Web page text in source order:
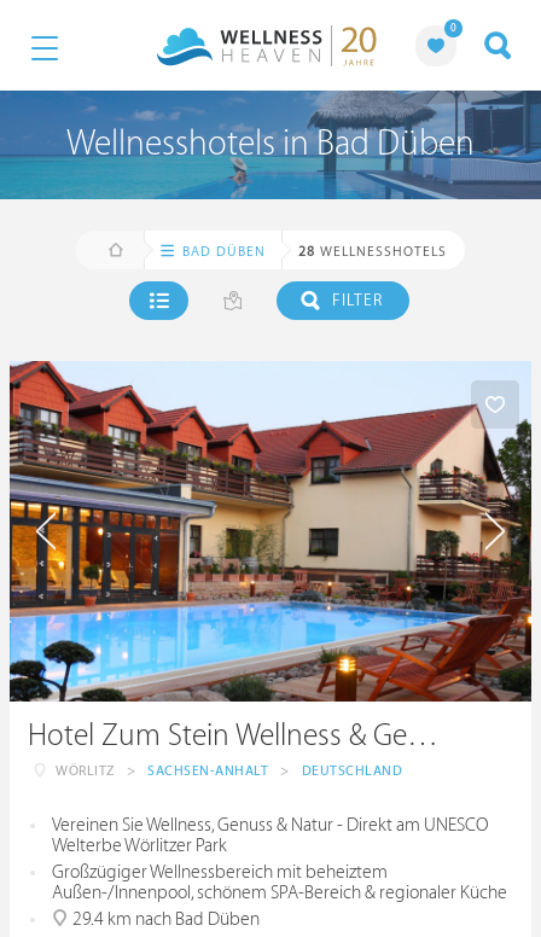
0
Wellnesshotels in Bad Düben
BAD DÜBEN 28 WELLNESSHOTELS
FILTER
Hotel Zum Stein Wellness & Genuss Resort
WÖRLITZ > SACHSEN-ANHALT > DEUTSCHLAND
Vereinen Sie Wellness, Genuss & Natur - Direkt am UNESCO
Welterbe Wörlitzer Park
Großzügiger Wellnessbereich mit beheiztem
Außen-/Innenpool, schönem SPA-Bereich & regionaler Küche
29.4 km nach Bad Düben